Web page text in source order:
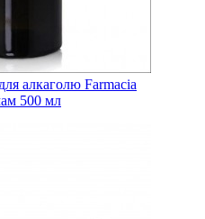
алкаголю Farmacia
500 мл